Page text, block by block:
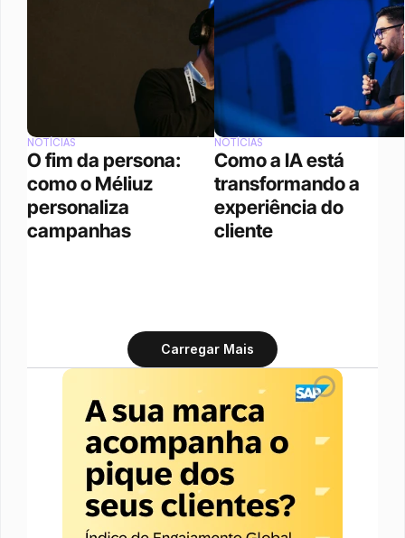
NOTÍCIAS
O fim da persona:
como o Méliuz
personaliza
campanhas
NOTÍCIAS
Como a IA está
transformando a
experiência do
cliente
Carregar Mais